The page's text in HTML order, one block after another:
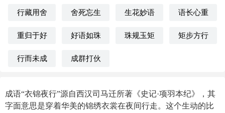
行藏用舍 舍死忘生 生花妙语 语长心重
重归于好 好语如珠 珠规玉矩 矩步方行
行而未成 成群打伙
成语“衣锦夜行”源自西汉司马迁所著《史记·项羽本纪》，其
字面意思是穿着华美的锦绣衣裳在夜间行走。这个生动的比